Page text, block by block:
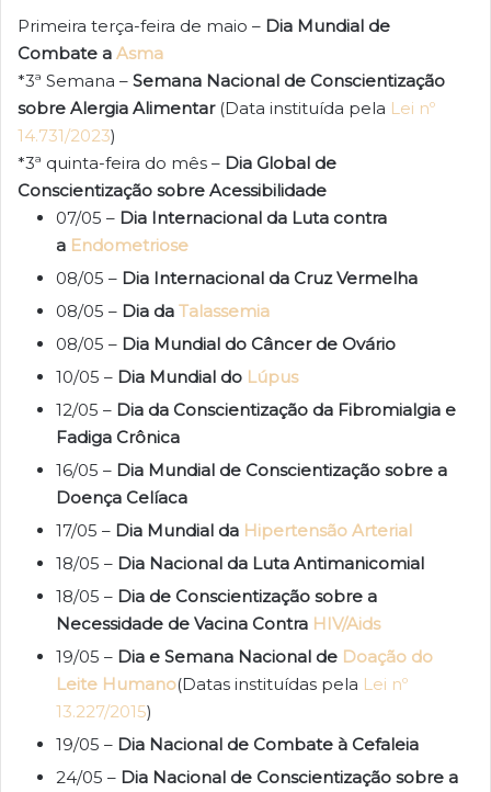
Primeira terça-feira de maio – Dia Mundial de
Combate a Asma
*3ª Semana – Semana Nacional de Conscientização
sobre Alergia Alimentar (Data instituída pela Lei nº
14.731/2023)
*3ª quinta-feira do mês – Dia Global de
Conscientização sobre Acessibilidade
07/05 – Dia Internacional da Luta contra
a Endometriose
08/05 – Dia Internacional da Cruz Vermelha
08/05 – Dia da Talassemia
08/05 – Dia Mundial do Câncer de Ovário
10/05 – Dia Mundial do Lúpus
12/05 – Dia da Conscientização da Fibromialgia e
Fadiga Crônica
16/05 – Dia Mundial de Conscientização sobre a
Doença Celíaca
17/05 – Dia Mundial da Hipertensão Arterial
18/05 – Dia Nacional da Luta Antimanicomial
18/05 – Dia de Conscientização sobre a
Necessidade de Vacina Contra HIV/Aids
19/05 – Dia e Semana Nacional de Doação do
Leite Humano(Datas instituídas pela Lei nº
13.227/2015)
19/05 – Dia Nacional de Combate à Cefaleia
24/05 – Dia Nacional de Conscientização sobre a